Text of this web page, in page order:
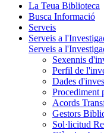
La Teua Biblioteca
Busca Informació
Serveis
Serveis a
Serveis a
Sexennis
Perfil de
Dades
Procediment
Acords
Gestors
Sol·licitud